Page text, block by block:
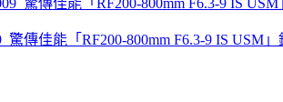
驚傳佳能「RF200-800mm F6.3-9 IS USM